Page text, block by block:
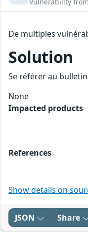
De multiples
Solution
Se référer au
None
Impacted products
References
Show details on
JSON Share